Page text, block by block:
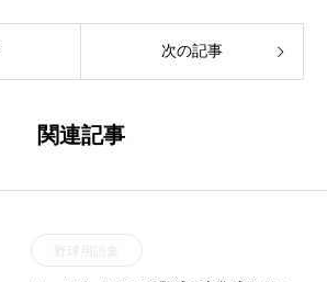
次の記事
関連記事
野球用語集